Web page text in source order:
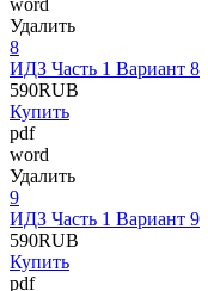
Удалить
8
ИДЗ Часть 1 Вариант 8
590RUB
Купить
pdf
word
Удалить
9
ИДЗ Часть 1 Вариант 9
590RUB
Купить
pdf